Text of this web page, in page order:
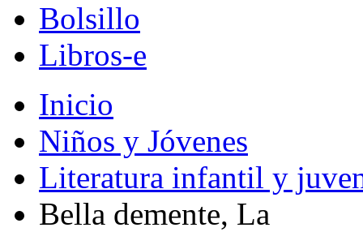
Bolsillo
Libros-e
Inicio
Niños y Jóvenes
Literatura infantil y
Bella demente, La